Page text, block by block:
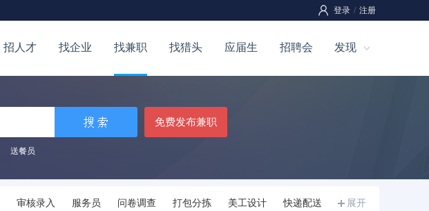
登录 / 注册
招人才 找企业 找兼职 找猎头 应届生 招聘会 发现
免费发布兼职
送餐员
审核录入 服务员 问卷调查 打包分拣 美工设计
快递配送
展开